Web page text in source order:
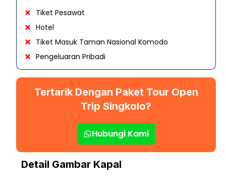
Tiket Pesawat
Hotel
Tiket Masuk Taman Nasional Komodo
Pengeluaran Pribadi
Tertarik Dengan Paket Tour Open
Trip Singkolo?
Hubungi Kami
Detail Gambar Kapal